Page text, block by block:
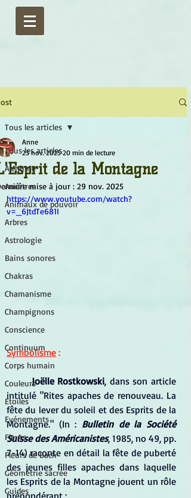
Tous les articles
Alchimie
Ancêtres
Animaux de pouvoir
Arbres
Astrologie
Bains sonores
Chakras
Chamanisme
Champignons
Conscience
Continuum
Corps humain
Couleurs
Etoiles
Evénements
Fleurs
Fleurs de Bach
Géométrie sacrée
Guides
Tous les articles
de la Montagne
Anne
23 nov. 2025 20 min de lecture
mise à jour : 29 nov. 2025
https://www.youtube.com/watch?
v=_6JtdTe681I
Symbolisme :
Joëlle Rostkowski, dans son article
intitulé "Rites apaches de renouveau. La
fête du lever du soleil et des Esprits de la
Montagne." (In : Bulletin de la Société
Suisse des Américanistes, 1985, no 49, pp.
7-14) raconte en détail la fête de puberté
des jeunes filles apaches dans laquelle
les Esprits de la Montagne jouent un rôle
prépondérant :